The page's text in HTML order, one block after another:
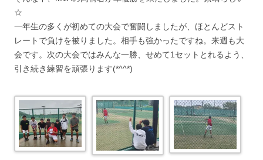
☆
一年生の多くが初めての大会で奮闘しましたが、ほとんどスト
レートで負けを被りました。相手も強かったですね。来週も大
会です。次の大会ではみんな一勝、せめて1セットとれるよう、
引き続き練習を頑張ります(*^^*)